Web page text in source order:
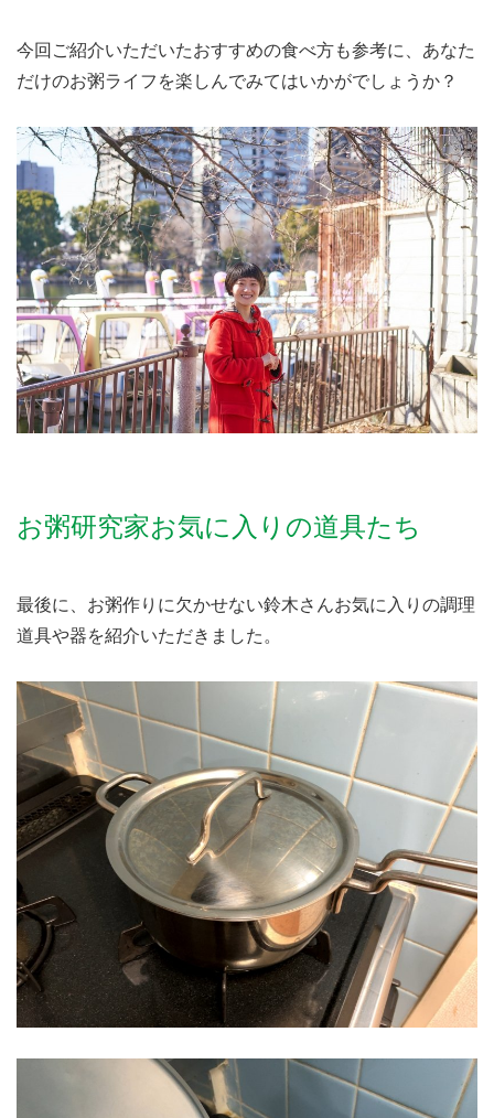
今回ご紹介いただいたおすすめの食べ方も参考に、あなた
だけのお粥ライフを楽しんでみてはいかがでしょうか？
お粥研究家お気に入りの道具たち
最後に、お粥作りに欠かせない鈴木さんお気に入りの調理
道具や器を紹介いただきました。